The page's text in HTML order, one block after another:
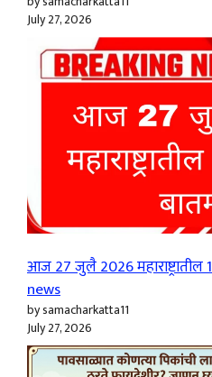
July 27, 2026
आज 27 जुलै 2026
news
by samacharkatta11
July 27, 2026